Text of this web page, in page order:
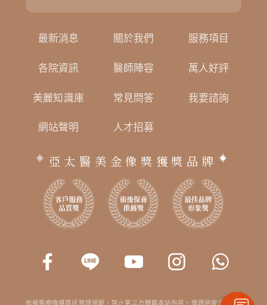
最新消息 關於我們 服務項目
各院資訊 醫師陣容 萬人好評
美麗知識庫 常見問答 我要諮詢
網站聲明 人才招募
亞太醫美金像獎獲獎品牌
依據醫療機構資訊管理規範，禁止第三方轉載本站內容。惟透過搜尋